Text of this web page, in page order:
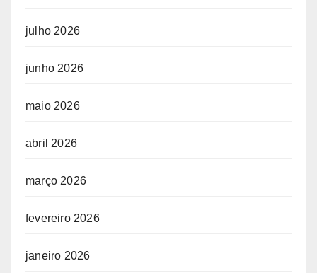
julho 2026
junho 2026
maio 2026
abril 2026
março 2026
fevereiro 2026
janeiro 2026